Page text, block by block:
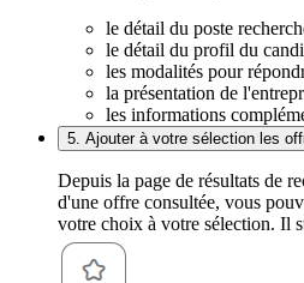
le détail du poste
le détail du profil du
les modalités pour
la présentation de
les informations
5. Ajouter à votre sélection les
Depuis la page de résultats de
d'une offre consultée, vous
votre choix à votre sélection. Il